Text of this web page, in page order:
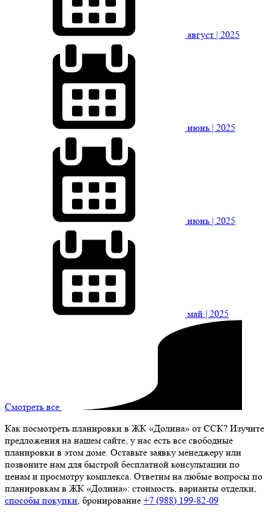
август | 2025
июнь | 2025
июнь | 2025
май | 2025
Смотреть все
Как посмотреть планировки в ЖК «Долина» от ССК? Изучите
предложения на нашем сайте, у нас есть все свободные
планировки в этом доме. Оставьте заявку менеджеру или
позвоните нам для быстрой бесплатной консультации по
ценам и просмотру комплекса. Ответим на любые вопросы по
планировкам в ЖК «Долина»: стоимость, варианты отделки,
способы покупки , бронирование +7 (988) 199‑82‑09